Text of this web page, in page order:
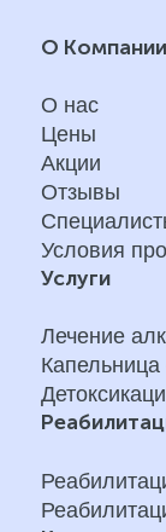
О Компании
О нас
Цены
Акции
Отзывы
Условия
Услуги
Лечение
Капельница